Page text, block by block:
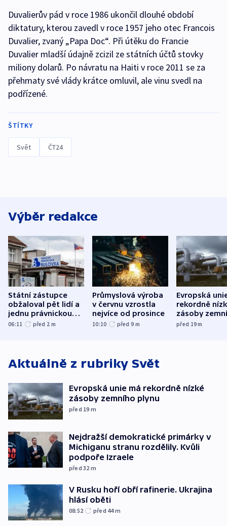
Duvalierův pád v roce 1986 ukončil dlouhé období
diktatury, kterou zavedl v roce 1957 jeho otec Francois
Duvalier, zvaný „Papa Doc“. Při útěku do Francie
Duvalier mladší údajně zcizil ze státních účtů stovky
miliony dolarů. Po návratu na Haiti v roce 2011 se za
přehmaty své vlády krátce omluvil, ale vinu svedl na
podřízené.
ŠTÍTKY
Svět ČT24
Výběr redakce
Státní zástupce
obžaloval pět lidí a
jednu právnickou
osobu v kauze
06:11 před 2 m
Průmyslová výroba
v červnu vzrostla
nejvíce od prosince
10:10 před 9 m
Evropská
rekordně
zásoby
plynu
před 19m
Aktuálně z rubriky Svět
Evropská unie má rekordně nízké
zásoby zemního plynu
před 19 m
Nejdražší demokratické primárky v
Michiganu stranu rozdělily. Kvůli
podpoře Izraele
před 32 m
V Rusku hoří obří rafinerie. Ukrajina
hlásí oběti
08:52 před 44m